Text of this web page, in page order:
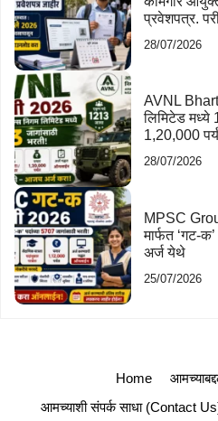
प्रवेशपत्र.
28/07/2026
AVNL
लिमिटेड मध्ये
1,20,000
28/07/2026
MPSC
मार्फत ‘गट-
अर्ज येथे
25/07/2026
Home
आमच्याशी संपर्क साधा (Contact